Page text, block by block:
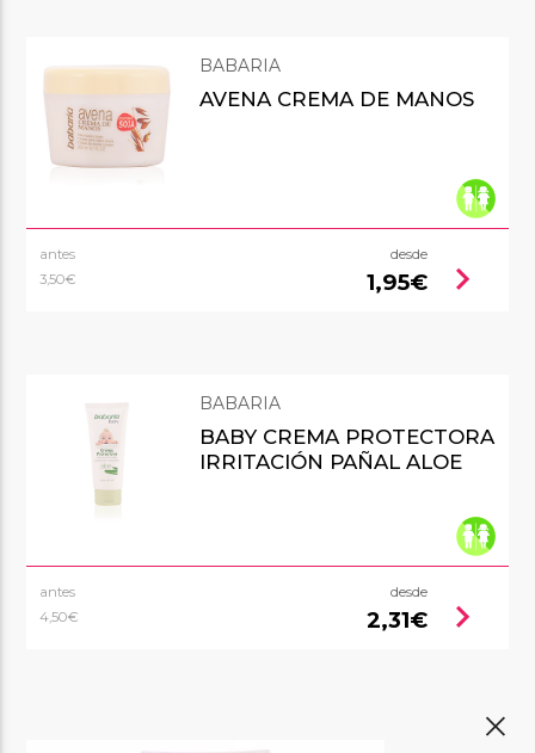
BABARIA
AVENA CREMA DE MANOS
antes
3,50€
desde
1,95€ chevron_right
BABARIA
BABY CREMA PROTECTORA
IRRITACIÓN PAÑAL ALOE
antes
4,50€
desde
2,31€ chevron_right